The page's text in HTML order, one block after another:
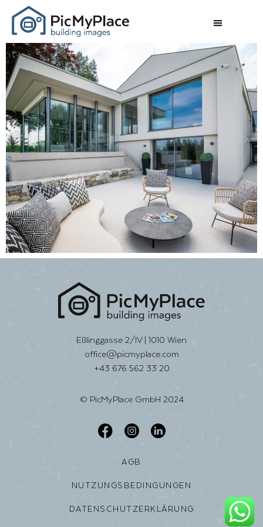
Eßlinggasse 2/IV | 1010 Wien
office@picmyplace.com
+43 676 562 33 20
© PicMyPlace GmbH 2024
AGB
NUTZUNGSBEDINGUNGEN
DATENSCHUTZERKLÄRUNG